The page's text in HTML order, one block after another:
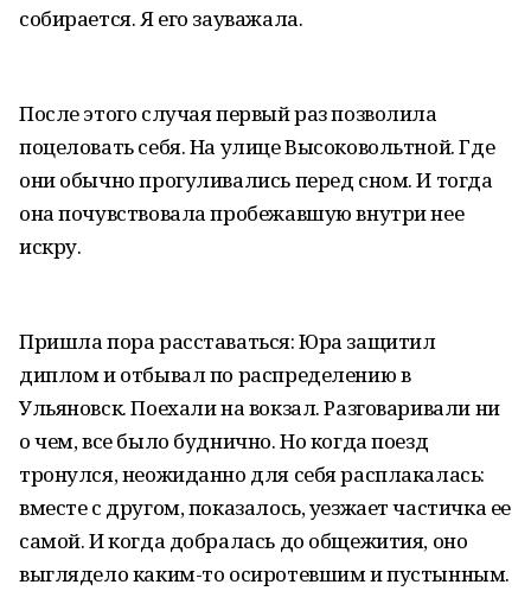
собирается. Я его зауважала.
После этого случая первый раз позволила
поцеловать себя. На улице Высоковольтной. Где
они обычно прогуливались перед сном. И тогда
она почувствовала пробежавшую внутри нее
искру.
Пришла пора расставаться: Юра защитил
диплом и отбывал по распределению в
Ульяновск. Поехали на вокзал. Разговаривали ни
о чем, все было буднично. Но когда поезд
тронулся, неожиданно для себя расплакалась:
вместе с другом, показалось, уезжает частичка ее
самой. И когда добралась до общежития, оно
выглядело каким-то осиротевшим и пустынным.